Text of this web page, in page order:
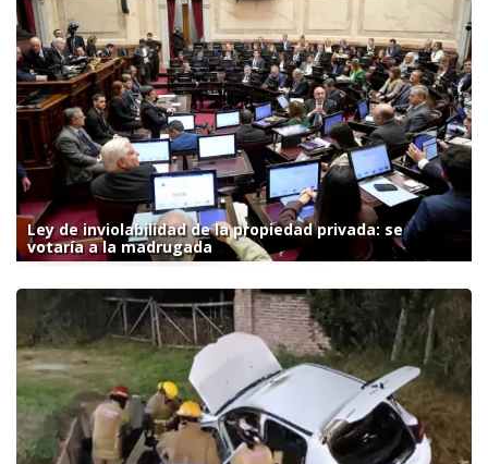
Ley de inviolabilidad de la propiedad privada: se
votaría a la madrugada